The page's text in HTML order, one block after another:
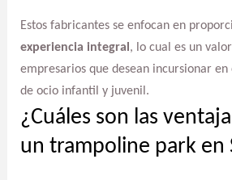
Estos fabricantes se enfocan en
experiencia integral , lo cual es un
empresarios que desean incursionar
de ocio infantil y juvenil.
¿Cuáles son las
un trampoline park en